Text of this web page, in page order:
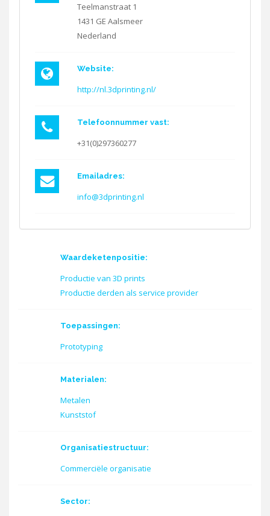
Teelmanstraat 1
1431 GE Aalsmeer
Nederland
Website:
http://nl.3dprinting.nl/
Telefoonnummer vast:
+31(0)297360277
Emailadres:
info@3dprinting.nl
Waardeketenpositie:
Productie van 3D prints
Productie derden als service provider
Toepassingen:
Prototyping
Materialen:
Metalen
Kunststof
Organisatiestructuur:
Commerciële organisatie
Sector: